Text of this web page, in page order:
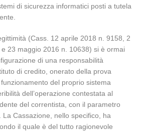
di sicurezza informatici posti a tutela
(Cass. 12 aprile 2018 n. 9158, 2
23 maggio 2016 n. 10638) si è ormai
di una responsabilità
di credito, onerato della prova
del proprio sistema
dell’operazione contestata al
del correntista, con il parametro
La Cassazione, nello specifico, ha
il quale è del tutto ragionevole